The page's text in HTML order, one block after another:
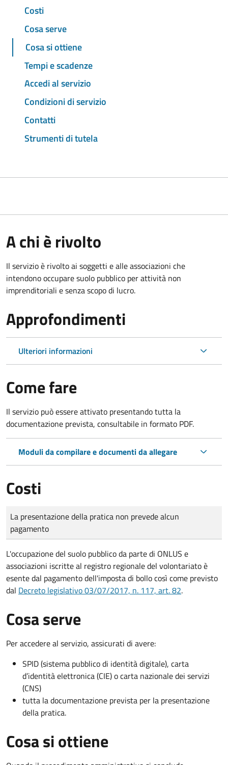
Costi
Cosa serve
Cosa si ottiene
Tempi e scadenze
Accedi al servizio
Condizioni di servizio
Contatti
Strumenti di tutela
A chi è rivolto
Il servizio è rivolto ai soggetti e alle associazioni che
intendono occupare suolo pubblico per attività non
imprenditoriali e senza scopo di lucro.
Approfondimenti
Ulteriori informazioni
Come fare
Il servizio può essere attivato presentando tutta la
documentazione prevista, consultabile in formato PDF.
Moduli da compilare e documenti da allegare
Costi
Tipo di pagamento
Importo
La presentazione della pratica non prevede alcun
pagamento
L'occupazione del suolo pubblico da parte di ONLUS e
associazioni iscritte al registro regionale del volontariato è
esente dal pagamento dell'imposta di bollo così come previsto
dal Decreto legislativo 03/07/2017, n. 117, art. 82.
Cosa serve
Per accedere al servizio, assicurati di avere:
SPID (sistema pubblico di identità digitale), carta
d’identità elettronica (CIE) o carta nazionale dei servizi
(CNS)
tutta la documentazione prevista per la presentazione
della pratica.
Cosa si ottiene